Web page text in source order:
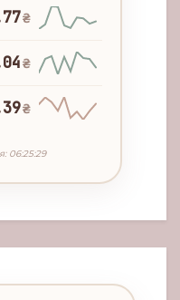
₴
₴
₴
06:25:29